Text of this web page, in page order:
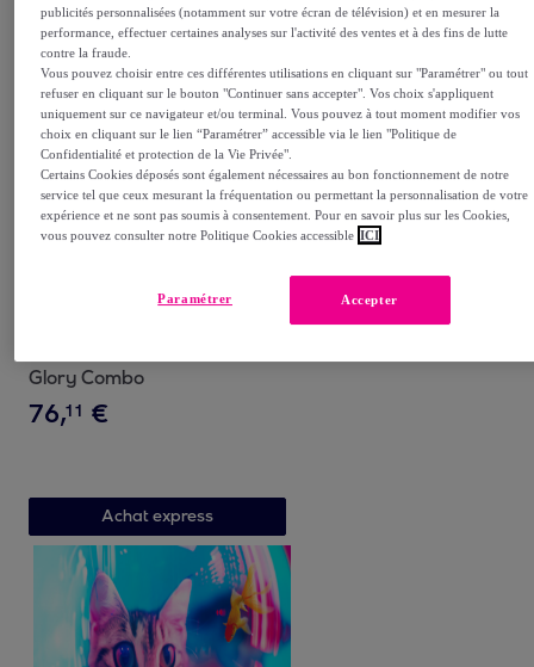
Achat express
Glory Combo
76,11 €
Achat express
publicités personnalisées (notamment sur votre écran de télévision) et en mesurer la
performance, effectuer certaines analyses sur l'activité des ventes et à des fins de lutte
contre la fraude.
Vous pouvez choisir entre ces différentes utilisations en cliquant sur "Paramétrer" ou tout
refuser en cliquant sur le bouton "Continuer sans accepter". Vos choix s'appliquent
uniquement sur ce navigateur et/ou terminal. Vous pouvez à tout moment modifier vos
choix en cliquant sur le lien “Paramétrer” accessible via le lien "Politique de
Confidentialité et protection de la Vie Privée".
Certains Cookies déposés sont également nécessaires au bon fonctionnement de notre
service tel que ceux mesurant la fréquentation ou permettant la personnalisation de votre
expérience et ne sont pas soumis à consentement. Pour en savoir plus sur les Cookies,
vous pouvez consulter notre Politique Cookies accessible ICI
Accepter
Paramétrer